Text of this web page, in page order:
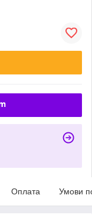
Оплата Умови